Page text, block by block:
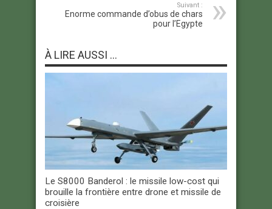
Suivant :
Enorme commande d’obus de chars
pour l’Egypte
À LIRE AUSSI ...
Le S8000 Banderol : le missile low-cost qui
brouille la frontière entre drone et missile de
croisière